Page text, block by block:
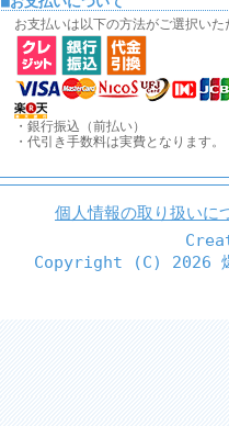
お支払いは以下の方法がご選択いた
・銀行振込（前払い）
・代引き手数料は実費となります。
個人情報の取り扱いに
Copyright (C) 2026